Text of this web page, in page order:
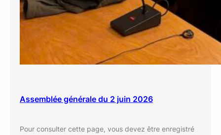
Assemblée générale du 2 juin 2026
Pour consulter cette page, vous devez être enregistré